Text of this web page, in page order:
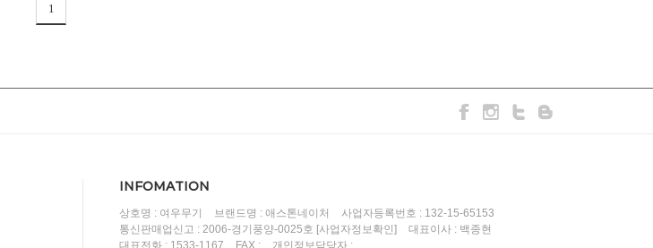
1
INFOMATION
상호명 : 여우무기 브랜드명 : 애스톤네이처
사업자등록번호 : 132-15-65153
통신판매업신고 : 2006-경기풍양-0025호 [사업자정보확인]
대표이사 : 백종현
대표전화 : 1533-1167
FAX : 개인정보담당자 :